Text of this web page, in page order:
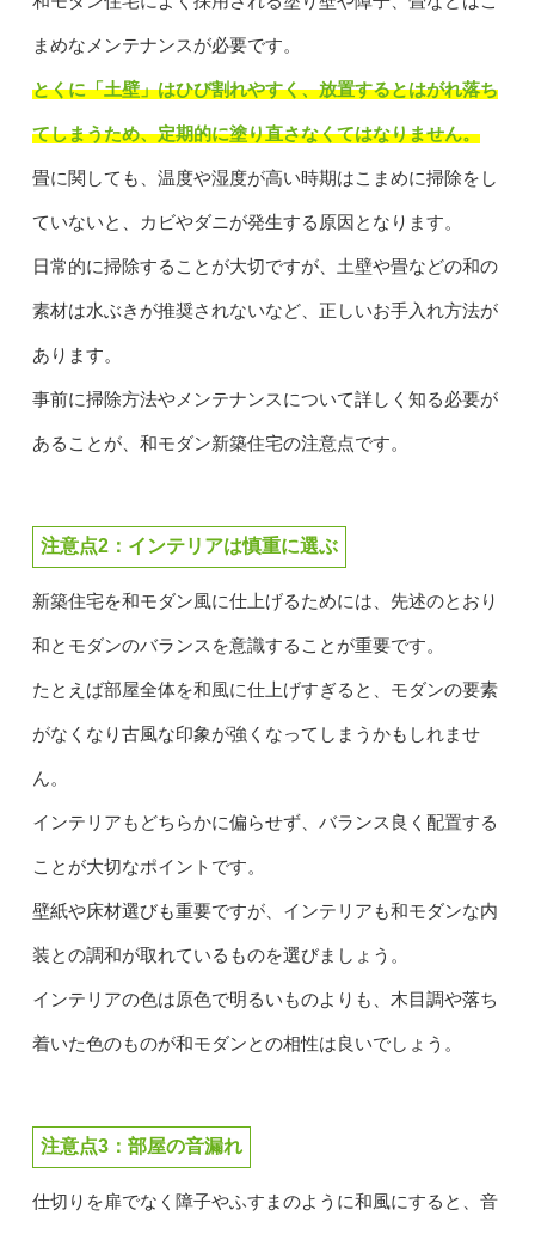
まめなメンテナンスが必要です。
とくに「土壁」はひび割れやすく、放置するとはがれ落ち
てしまうため、定期的に塗り直さなくてはなりません。
畳に関しても、温度や湿度が高い時期はこまめに掃除をし
ていないと、カビやダニが発生する原因となります。
日常的に掃除することが大切ですが、土壁や畳などの和の
素材は水ぶきが推奨されないなど、正しいお手入れ方法が
あります。
事前に掃除方法やメンテナンスについて詳しく知る必要が
あることが、和モダン新築住宅の注意点です。
注意点2：インテリアは慎重に選ぶ
新築住宅を和モダン風に仕上げるためには、先述のとおり
和とモダンのバランスを意識することが重要です。
たとえば部屋全体を和風に仕上げすぎると、モダンの要素
がなくなり古風な印象が強くなってしまうかもしれませ
ん。
インテリアもどちらかに偏らせず、バランス良く配置する
ことが大切なポイントです。
壁紙や床材選びも重要ですが、インテリアも和モダンな内
装との調和が取れているものを選びましょう。
インテリアの色は原色で明るいものよりも、木目調や落ち
着いた色のものが和モダンとの相性は良いでしょう。
注意点3：部屋の音漏れ
仕切りを扉でなく障子やふすまのように和風にすると、音